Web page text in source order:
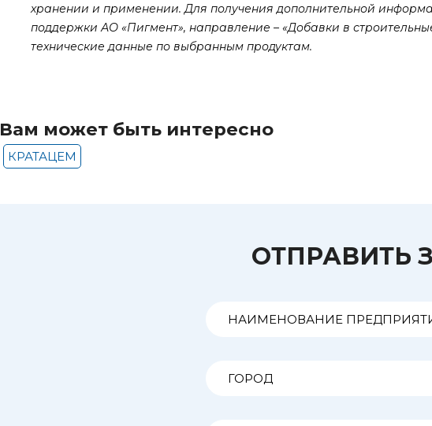
хранении и применении. Для получения дополнительной
поддержки АО «Пигмент», направление – «Добавки в
технические данные по выбранным продуктам.
Вам может быть интересно
КРАТАЦЕМ
ОТПРАВИТЬ